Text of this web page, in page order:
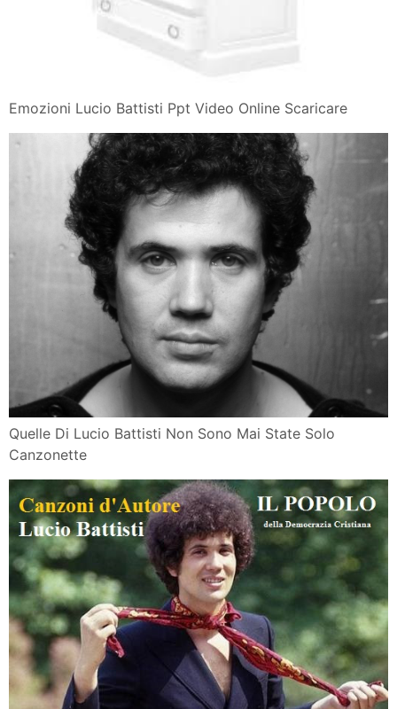
Emozioni Lucio Battisti Ppt Video Online Scaricare
Quelle Di Lucio Battisti Non Sono Mai State Solo
Canzonette